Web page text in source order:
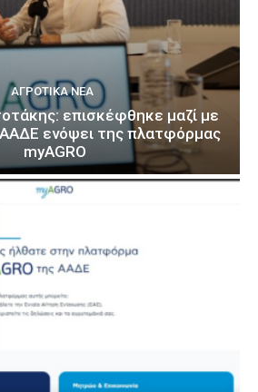
ΑΓΡΟΤΙΚΆ ΝΈΑ
επισκέφθηκε μαζί με
ενόψει της πλατφόρμας
myAGRO